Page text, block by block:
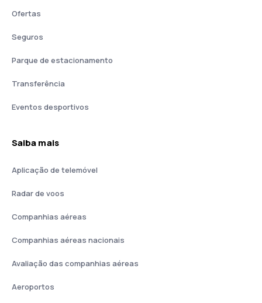
Ofertas
Seguros
Parque de estacionamento
Transferência
Eventos desportivos
Saiba mais
Aplicação de telemóvel
Radar de voos
Companhias aéreas
Companhias aéreas nacionais
Avaliação das companhias aéreas
Aeroportos